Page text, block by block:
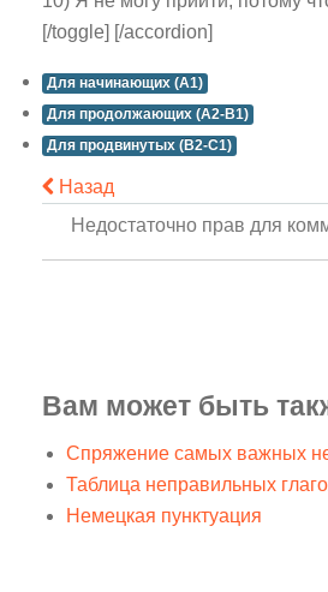
[/toggle] [/accordion]
Для начинающих (A1)
Для продолжающих (A2-B1)
Для продвинутых (B2-C1)
Назад
Недостаточно прав для
Вам может быть
Спряжение самых важных
Таблица неправильных
Немецкая пунктуация